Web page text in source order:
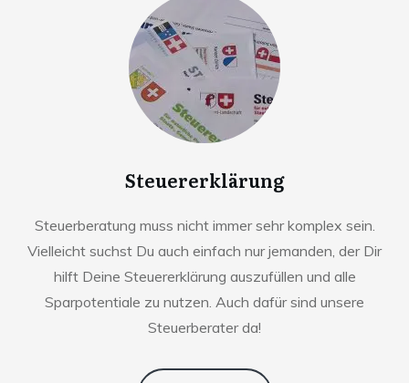
Steuererklärung
Steuerberatung muss nicht immer sehr komplex sein.
Vielleicht suchst Du auch einfach nur jemanden, der Dir
hilft Deine Steuererklärung auszufüllen und alle
Sparpotentiale zu nutzen. Auch dafür sind unsere
Steuerberater da!